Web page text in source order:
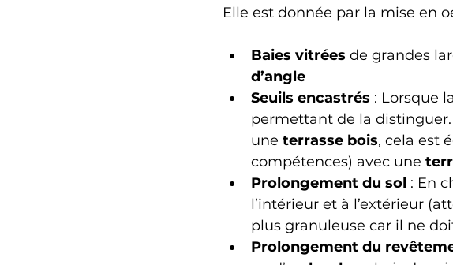
Elle est donnée par la mise en
Baies vitrées de grandes
d’angle
Seuils encastrés : Lorsque la
permettant de la
une terrasse bois, cela est
compétences) avec une
Prolongement du sol : En
l’intérieur et à l’extérieur
plus granuleuse car il ne
Prolongement du